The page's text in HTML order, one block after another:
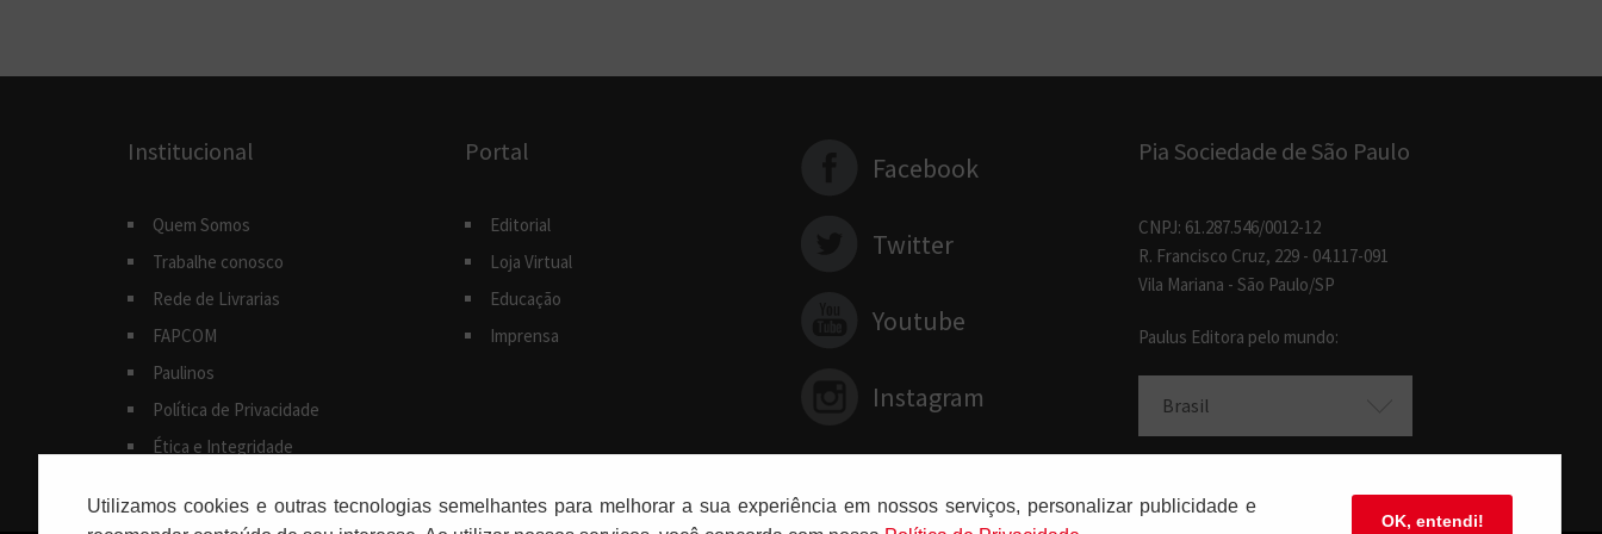
Institucional
Quem Somos
Trabalhe conosco
Rede de Livrarias
FAPCOM
Paulinos
Política de Privacidade
Ética e Integridade
Portal
Editorial
Loja Virtual
Educação
Imprensa
Facebook
Twitter
Youtube
Instagram
Pia Sociedade de São Paulo
CNPJ: 61.287.546/0012-12
R. Francisco Cruz, 229 - 04.117-091
Vila Mariana - São Paulo/SP
Paulus Editora pelo mundo:
Brasil
Utilizamos cookies e outras tecnologias semelhantes para melhorar a sua experiência em nossos serviços, personalizar publicidade e
OK, entendi!